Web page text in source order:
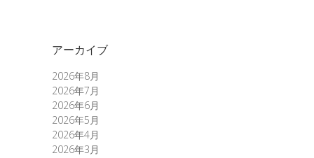
アーカイブ
2026年8月
2026年7月
2026年6月
2026年5月
2026年4月
2026年3月